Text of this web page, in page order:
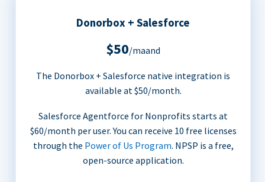
Donorbox + Salesforce
$50/maand
The Donorbox + Salesforce native integration is
available at $50/month.
Salesforce Agentforce for Nonprofits starts at
$60/month per user. You can receive 10 free licenses
through the Power of Us Program. NPSP is a free,
open-source application.